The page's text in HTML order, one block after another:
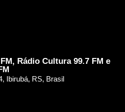
Rádio Cultura 99.7 FM e
Ibirubá, RS, Brasil